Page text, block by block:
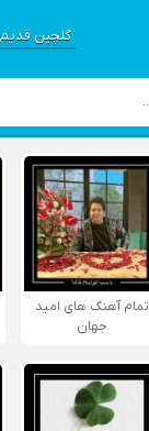
گلچین
تمام آهنگ های امید
جهان